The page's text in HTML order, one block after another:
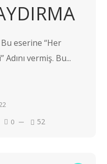
eserine “Her
vermiş. Bu...
0 52